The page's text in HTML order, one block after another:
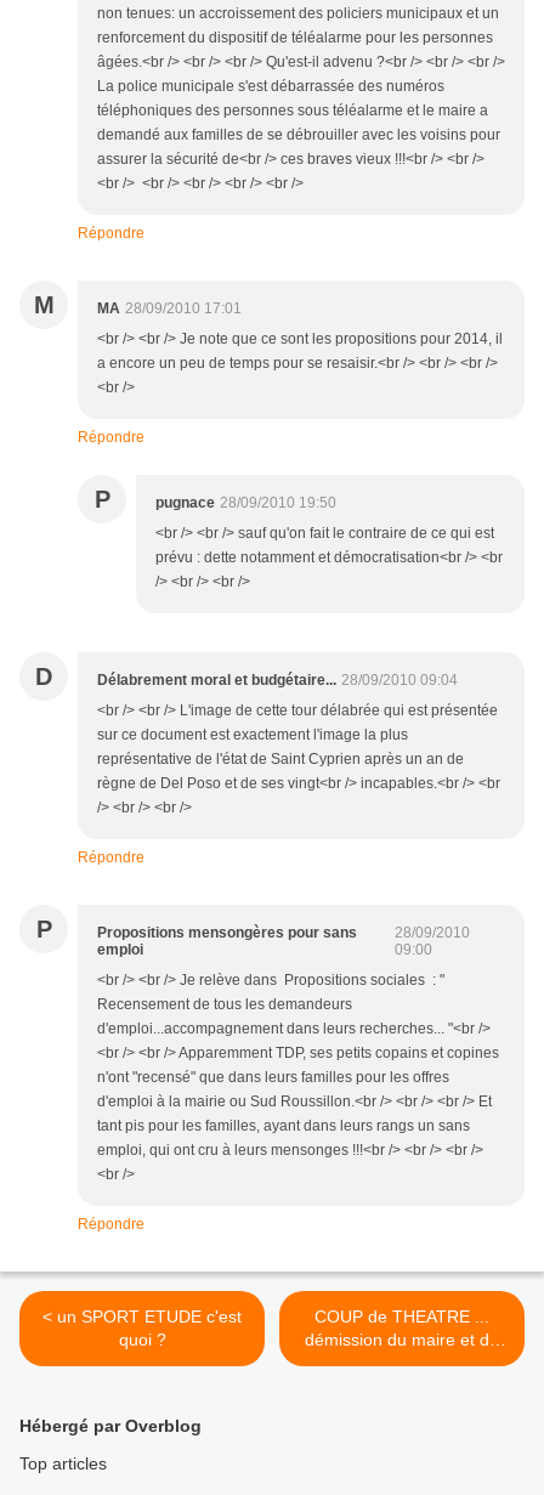
non tenues: un accroissement des policiers municipaux et un
renforcement du dispositif de téléalarme pour les personnes
âgées.<br /> <br /> <br /> Qu'est-il advenu ?<br /> <br /> <br />
La police municipale s'est débarrassée des numéros
téléphoniques des personnes sous téléalarme et le maire a
demandé aux familles de se débrouiller avec les voisins pour
assurer la sécurité de<br /> ces braves vieux !!!<br /> <br />
<br /> <br /> <br /> <br /> <br />
Répondre
M MA 28/09/2010 17:01
<br /> <br /> Je note que ce sont les propositions pour 2014, il
a encore un peu de temps pour se resaisir.<br /> <br /> <br />
<br />
Répondre
P pugnace 28/09/2010 19:50
<br /> <br /> sauf qu'on fait le contraire de ce qui est
prévu : dette notamment et démocratisation<br /> <br
/> <br /> <br />
D Délabrement moral et budgétaire... 28/09/2010 09:04
<br /> <br /> L'image de cette tour délabrée qui est présentée
sur ce document est exactement l'image la plus
représentative de l'état de Saint Cyprien après un an de
règne de Del Poso et de ses vingt<br /> incapables.<br /> <br
/> <br /> <br />
Répondre
P
Propositions mensongères pour sans
emploi
28/09/2010
09:00
<br /> <br /> Je relève dans Propositions sociales : "
Recensement de tous les demandeurs
d'emploi...accompagnement dans leurs recherches... "<br />
<br /> <br /> Apparemment TDP, ses petits copains et copines
n'ont "recensé" que dans leurs familles pour les offres
d'emploi à la mairie ou Sud Roussillon.<br /> <br /> <br /> Et
tant pis pour les familles, ayant dans leurs rangs un sans
emploi, qui ont cru à leurs mensonges !!!<br /> <br /> <br />
<br />
Répondre
< un SPORT ETUDE c'est
quoi ?
COUP de THEATRE ...
démission du maire et de
sa majorité >
Hébergé par Overblog
Top articles